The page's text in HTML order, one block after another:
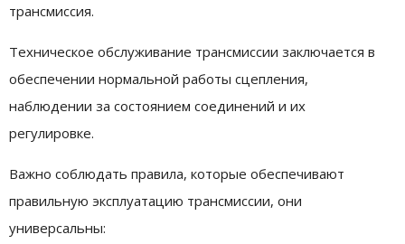
трансмиссия.
Техническое обслуживание трансмиссии заключается в
обеспечении нормальной работы сцепления,
наблюдении за состоянием соединений и их
регулировке.
Важно соблюдать правила, которые обеспечивают
правильную эксплуатацию трансмиссии, они
универсальны: